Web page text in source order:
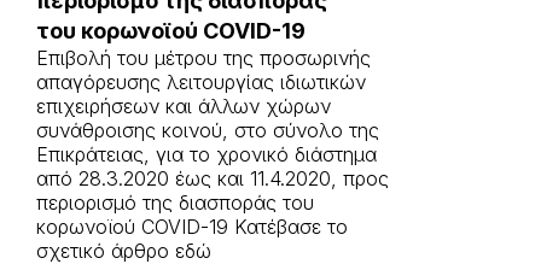
του κορωνοϊού COVID-19
Επιβολή του μέτρου της προσωρινής
απαγόρευσης λειτουργίας ιδιωτικών
επιχειρήσεων και άλλων χώρων
συνάθροισης κοινού, στο σύνολο της
Επικράτειας, για το χρονικό διάστημα
από 28.3.2020 έως και 11.4.2020, προς
περιορισμό της διασποράς του
κορωνοϊού COVID-19 Κατέβασε το
σχετικό άρθρο εδώ